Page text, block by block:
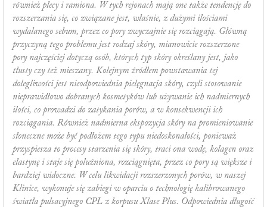
również plecy i ramiona. W tych rejonach mają one także tendencję do
rozszerzania się, co związane jest, właśnie, z dużymi ilościami
wydalanego sebum, przez co pory zwyczajnie się rozciągają. Główną
przyczyną tego problemu jest rodzaj skóry, mianowicie rozszerzone
pory najczęściej dotyczą osób, których typ skóry określany jest, jako
tłusty czy też mieszany. Kolejnym źródłem powstawania tej
dolegliwości jest nieodpowiednia pielęgnacja skóry, czyli stosowanie
nieprawidłowo dobranych kosmetyków lub używanie ich nadmiernych
ilości, co prowadzi do zatykania porów, a w konsekwencji ich
rozciągania. Również nadmierna ekspozycja skóry na promieniowanie
słoneczne może być podłożem tego typu niedoskonałości, ponieważ
przyspiesza to procesy starzenia się skóry, traci ona wodę, kolagen oraz
elastynę i staje się poluźniona, rozciągnięta, przez co pory są większe i
bardziej widoczne. W celu likwidacji rozszerzonych porów, w naszej
Klinice, wykonuje się zabiegi w oparciu o technologię kalibrowanego
światła pulsacyjnego CPL z korpusu Xlase Plus. Odpowiednia długość